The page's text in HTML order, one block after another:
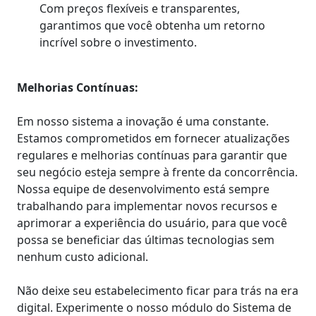
Com preços flexíveis e transparentes,
garantimos que você obtenha um retorno
incrível sobre o investimento.
Melhorias Contínuas:
Em nosso sistema a inovação é uma constante.
Estamos comprometidos em fornecer atualizações
regulares e melhorias contínuas para garantir que
seu negócio esteja sempre à frente da concorrência.
Nossa equipe de desenvolvimento está sempre
trabalhando para implementar novos recursos e
aprimorar a experiência do usuário, para que você
possa se beneficiar das últimas tecnologias sem
nenhum custo adicional.
Não deixe seu estabelecimento ficar para trás na era
digital. Experimente o nosso módulo do Sistema de